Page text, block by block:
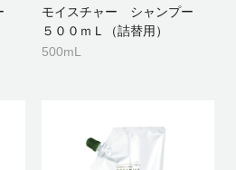
モイスチャー シャンプー
５００ｍＬ（詰替用）
500mL